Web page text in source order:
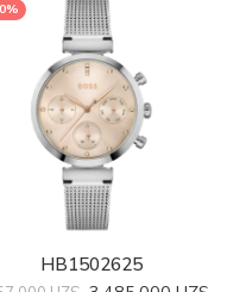
HB1502625